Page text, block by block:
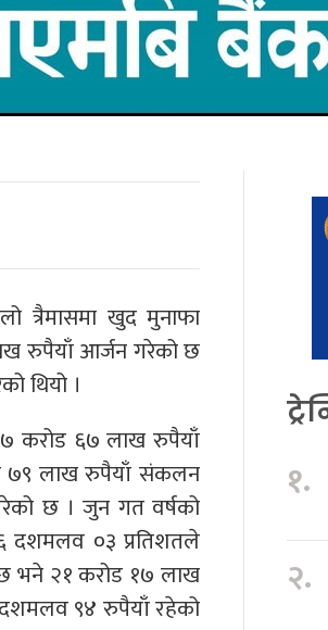
त्रैमासमा खुद मुनाफा
रुपैयाँ आर्जन गरेको छ
थियो ।
करोड ६७ लाख रुपैयाँ
७९ लाख रुपैयाँ संकलन
छ । जुन गत वर्षको
दशमलव ०३ प्रतिशतले
छ भने २१ करोड १७ लाख
९४ रुपैयाँ रहेको
१.
२.